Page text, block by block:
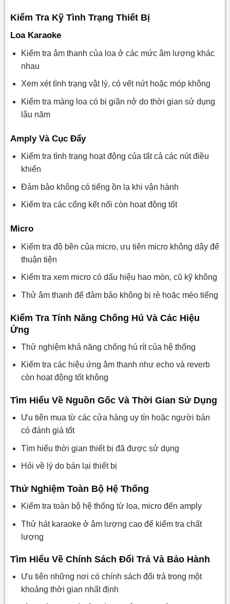
Kiểm Tra Kỹ Tình Trạng Thiết Bị
Loa Karaoke
Kiểm tra âm thanh của loa ở các mức âm lượng khác
nhau
Xem xét tình trạng vật lý, có vết nứt hoặc móp không
Kiểm tra màng loa có bị giãn nở do thời gian sử dụng
lâu năm
Amply Và Cục Đẩy
Kiểm tra tình trạng hoạt động của tất cả các nút điều
khiển
Đảm bảo không có tiếng ồn lạ khi vận hành
Kiểm tra các cổng kết nối còn hoạt động tốt
Micro
Kiểm tra độ bền của micro, ưu tiên micro không dây để
thuận tiện
Kiểm tra xem micro có dấu hiệu hao mòn, cũ kỹ không
Thử âm thanh để đảm bảo không bị rè hoặc méo tiếng
Kiểm Tra Tính Năng Chống Hú Và Các Hiệu
Ứng
Thử nghiệm khả năng chống hú rít của hệ thống
Kiểm tra các hiệu ứng âm thanh như echo và reverb
còn hoạt động tốt không
Tìm Hiểu Về Nguồn Gốc Và Thời Gian Sử Dụng
Ưu tiên mua từ các cửa hàng uy tín hoặc người bán
có đánh giá tốt
Tìm hiểu thời gian thiết bị đã được sử dụng
Hỏi về lý do bán lại thiết bị
Thử Nghiệm Toàn Bộ Hệ Thống
Kiểm tra toàn bộ hệ thống từ loa, micro đến amply
Thử hát karaoke ở âm lượng cao để kiểm tra chất
lượng
Tìm Hiểu Về Chính Sách Đổi Trả Và Bảo Hành
Ưu tiên những nơi có chính sách đổi trả trong một
khoảng thời gian nhất định